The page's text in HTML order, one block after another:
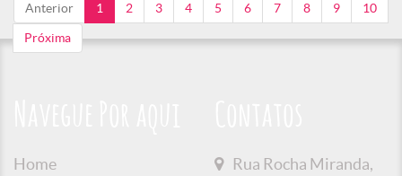
Anterior 1 2 3 4 5 6 7 8 9 10
Próxima
Home
Rua Rocha Miranda,